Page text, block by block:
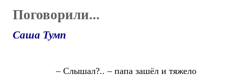
Поговорили...
Саша Тумп
– Слышал?.. – папа зашёл и тяжело